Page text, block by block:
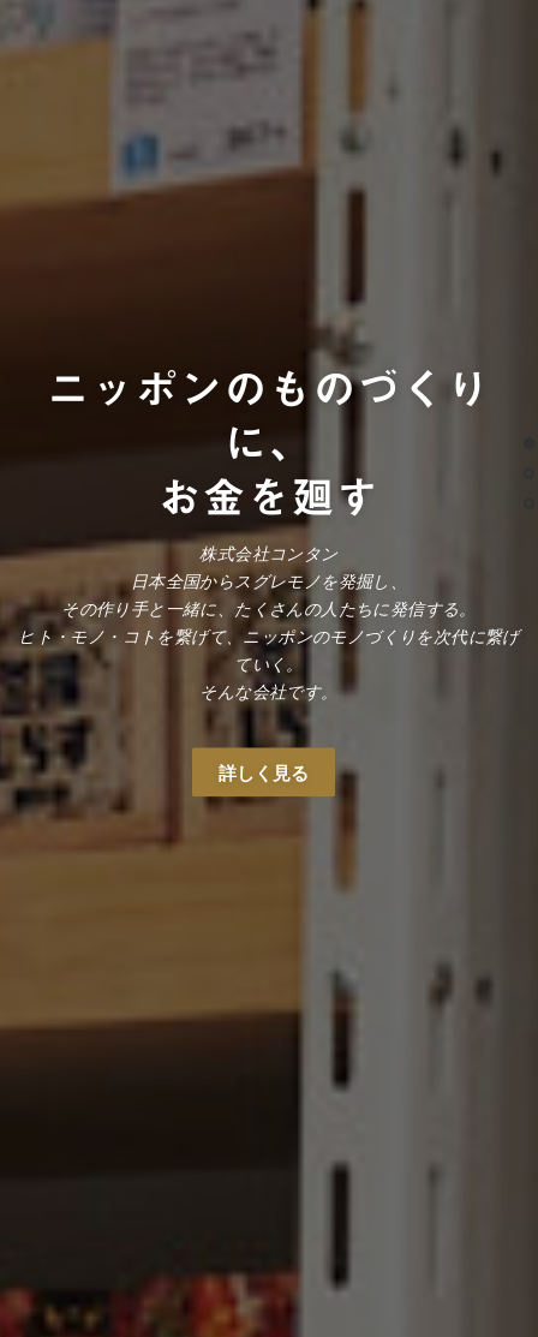
ニッポンのものづくり
に、
お金を廻す
株式会社コンタン
日本全国からスグレモノを発掘し、
その作り手と一緒に、たくさんの人たちに発信する。
ヒト・モノ・コトを繋げて、ニッポンのモノづくりを次代に繋げ
ていく。
そんな会社です。
詳しく見る